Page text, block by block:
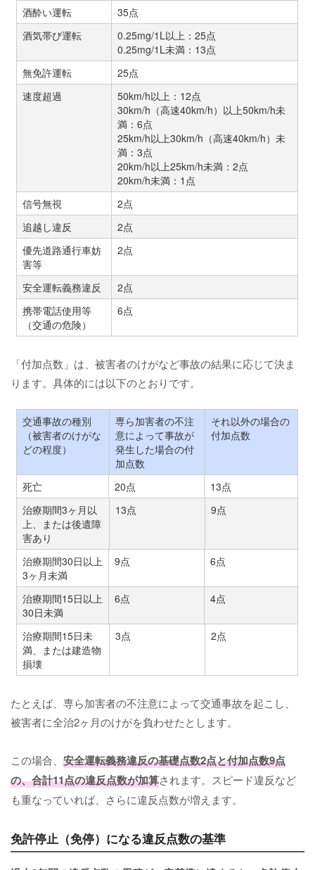
酒酔い運転
35点
酒気帯び運転
0.25mg/1L以上：25点
0.25mg/1L未満：13点
無免許運転
25点
速度超過
50km/h以上：12点
30km/h（高速40km/h）以上50km/h未
満：6点
25km/h以上30km/h（高速40km/h）未
満：3点
20km/h以上25km/h未満：2点
20km/h未満：1点
信号無視
2点
追越し違反
2点
優先道路通行車妨
害等
2点
安全運転義務違反
2点
携帯電話使用等
（交通の危険）
6点
「付加点数」は、被害者のけがなど事故の結果に応じて決ま
ります。具体的には以下のとおりです。
交通事故の種別
（被害者のけがな
どの程度）
専ら加害者の不注
意によって事故が
発生した場合の付
加点数
それ以外の場合の
付加点数
死亡 20点
13点
治療期間3ヶ月以
上、または後遺障
害あり
13点 9点
治療期間30日以上
3ヶ月未満
9点 6点
治療期間15日以上
30日未満
6点 4点
治療期間15日未
満、または建造物
損壊
3点 2点
たとえば、専ら加害者の不注意によって交通事故を起こし、
被害者に全治2ヶ月のけがを負わせたとします。
この場合、 安全運転義務違反の基礎点数2点と付加点数9点
の、合計11点の違反点数が加算されます。スピード違反など
も重なっていれば、さらに違反点数が増えます。
免許停止（免停）になる違反点数の基準